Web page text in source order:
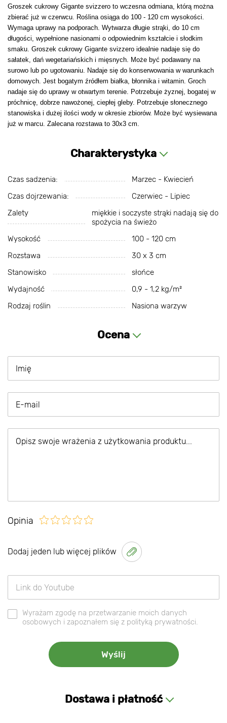
Groszek cukrowy Gigante svizzero to wczesna odmiana, którą można
zbierać już w czerwcu. Roślina osiąga do 100 - 120 cm wysokości.
Wymaga uprawy na podporach. Wytwarza długie strąki, do 10 cm
długości, wypełnione nasionami o odpowiednim kształcie i słodkim
smaku. Groszek cukrowy Gigante svizzero idealnie nadaje się do
sałatek, dań wegetariańskich i mięsnych. Może być podawany na
surowo lub po ugotowaniu. Nadaje się do konserwowania w warunkach
domowych. Jest bogatym źródłem białka, błonnika i witamin. Groch
nadaje się do uprawy w otwartym terenie. Potrzebuje żyznej, bogatej w
próchnicę, dobrze nawożonej, ciepłej gleby. Potrzebuje słonecznego
stanowiska i dużej ilości wody w okresie zbiorów. Może być wysiewana
już w marcu. Zalecana rozstawa to 30x3 cm.
Charakterystyka
Czas sadzenia:
Marzec - Kwiecień
Czas dojrzewania:
Czerwiec - Lipiec
Zalety
miękkie i soczyste strąki nadają się do
spożycia na świeżo
Wysokość
100 - 120 cm
Rozstawa
30 х 3 cm
Stanowisko
słońce
Wydajność
0,9 - 1,2 kg/m²
Rodzaj roślin
Nasiona warzyw
Ocena
Opinia
Dodaj jeden lub więcej plików
Wyrażam zgodę na przetwarzanie moich danych
osobowych i zapoznałem się z polityką prywatności.
Dostawa i płatność